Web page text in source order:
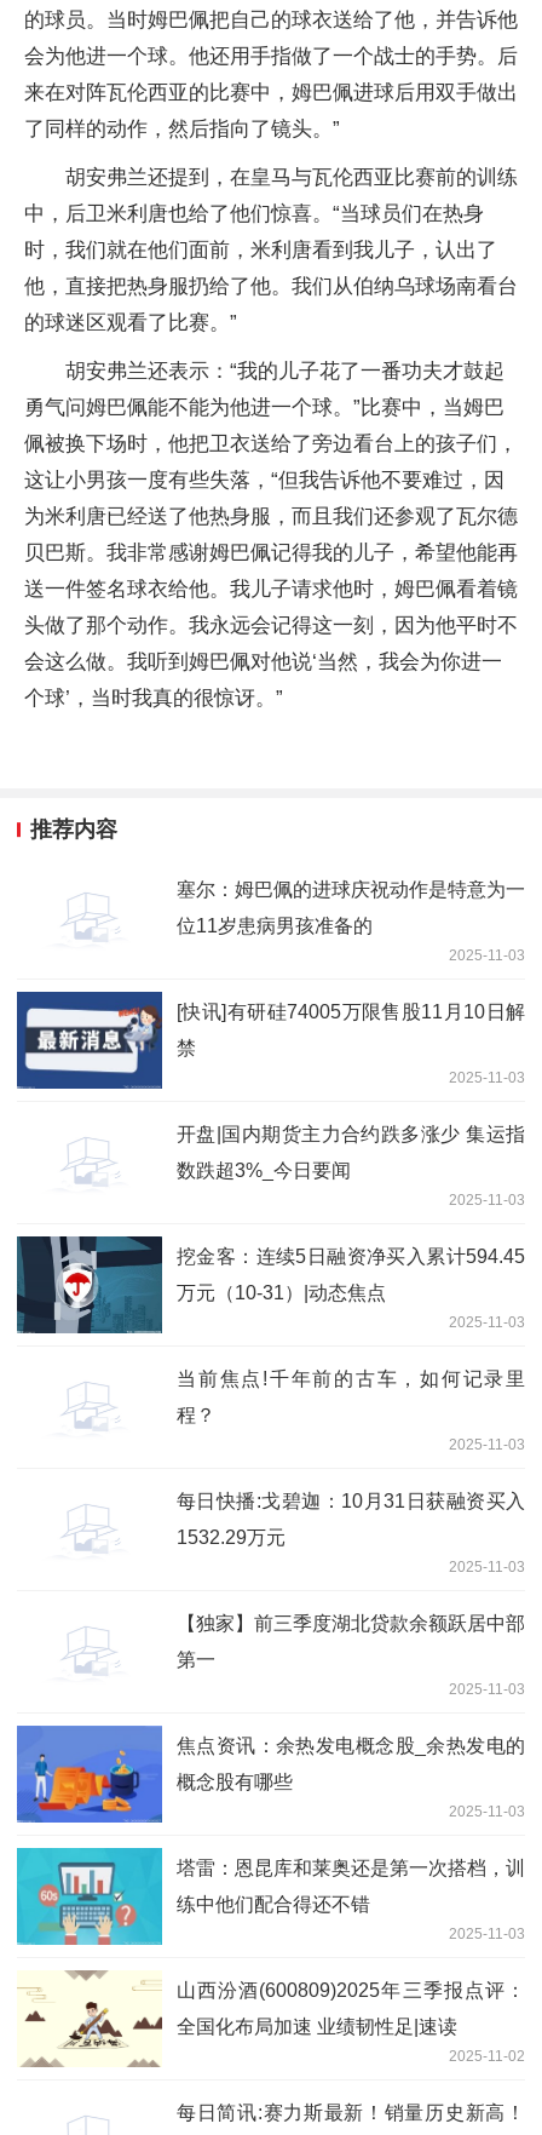
的球员。当时姆巴佩把自己的球衣送给了他，并告诉他
会为他进一个球。他还用手指做了一个战士的手势。后
来在对阵瓦伦西亚的比赛中，姆巴佩进球后用双手做出
了同样的动作，然后指向了镜头。”
胡安弗兰还提到，在皇马与瓦伦西亚比赛前的训练
中，后卫米利唐也给了他们惊喜。“当球员们在热身
时，我们就在他们面前，米利唐看到我儿子，认出了
他，直接把热身服扔给了他。我们从伯纳乌球场南看台
的球迷区观看了比赛。”
胡安弗兰还表示：“我的儿子花了一番功夫才鼓起
勇气问姆巴佩能不能为他进一个球。”比赛中，当姆巴
佩被换下场时，他把卫衣送给了旁边看台上的孩子们，
这让小男孩一度有些失落，“但我告诉他不要难过，因
为米利唐已经送了他热身服，而且我们还参观了瓦尔德
贝巴斯。我非常感谢姆巴佩记得我的儿子，希望他能再
送一件签名球衣给他。我儿子请求他时，姆巴佩看着镜
头做了那个动作。我永远会记得这一刻，因为他平时不
会这么做。我听到姆巴佩对他说‘当然，我会为你进一
个球’，当时我真的很惊讶。”
推荐内容
塞尔：姆巴佩的进球庆祝动作是特意为一
位11岁患病男孩准备的
2025-11-03
[快讯]有研硅74005万限售股11月10日解
禁
2025-11-03
开盘|国内期货主力合约跌多涨少 集运指
数跌超3%_今日要闻
2025-11-03
挖金客：连续5日融资净买入累计594.45
万元（10-31）|动态焦点
2025-11-03
当前焦点!千年前的古车，如何记录里
程？
2025-11-03
每日快播:戈碧迦：10月31日获融资买入
1532.29万元
2025-11-03
【独家】前三季度湖北贷款余额跃居中部
第一
2025-11-03
焦点资讯：余热发电概念股_余热发电的
概念股有哪些
2025-11-03
塔雷：恩昆库和莱奥还是第一次搭档，训
练中他们配合得还不错
2025-11-03
山西汾酒(600809)2025年三季报点评：
全国化布局加速 业绩韧性足|速读
2025-11-02
每日简讯:赛力斯最新！销量历史新高！